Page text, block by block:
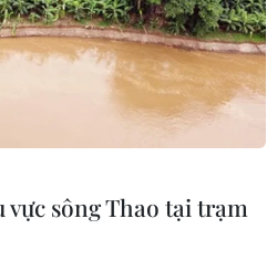
bảo an toàn thực
đán
công tác thanh kiểm tra
nhằm nỗ lực “gác cửa,”
đảm bảo an toàn xuất hiện
sông Thao tại trạm